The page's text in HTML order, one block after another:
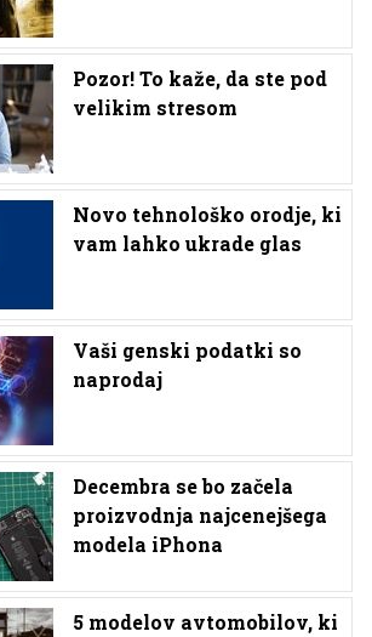
Pozor! To kaže, da ste pod
velikim stresom
Novo tehnološko orodje, ki
vam lahko ukrade glas
Vaši genski podatki so
naprodaj
Decembra se bo začela
proizvodnja najcenejšega
modela iPhona
5 modelov avtomobilov, ki